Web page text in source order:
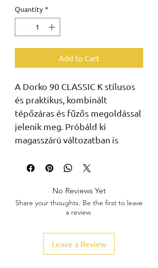
Quantity *
Add to Cart
A Dorko 90 CLASSIC K stílusos
és praktikus, kombinált
tépőzáras és fűzős megoldással
jelenik meg. Próbáld ki
magasszárú változatban is
No Reviews Yet
Share your thoughts. Be the first to leave
a review.
Leave a Review